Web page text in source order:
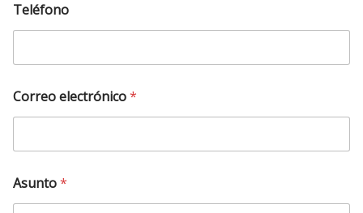
Teléfono
Correo electrónico*
Asunto*